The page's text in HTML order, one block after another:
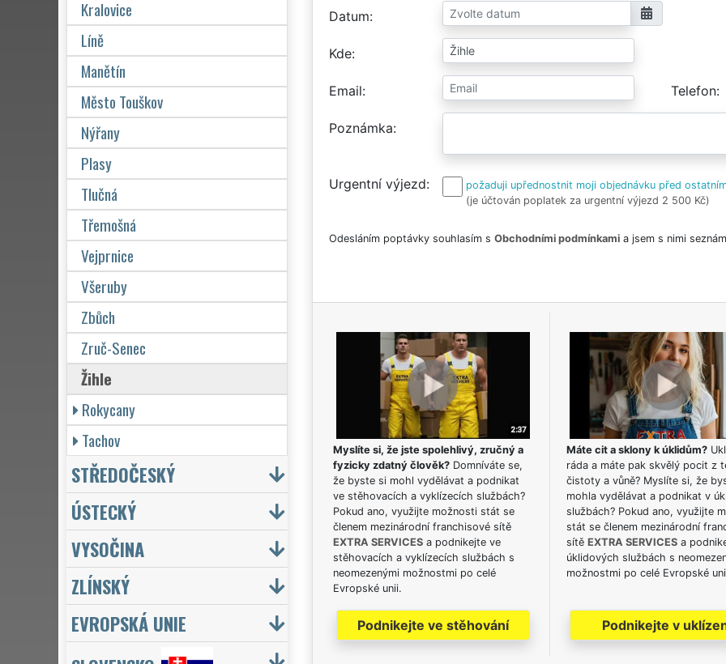
Datum
Kde
Email Telefon
Poznámka
Urgentní výjezd
požaduji upřednostnit moji objednávku před
(je účtován poplatek za urgentní výjezd 2 500 Kč)
Odesláním poptávky souhlasím s Obchodními podmínkamia jsem s nimi
Myslíte si, že jste spolehlivý, zručný a
fyzicky zdatný člověk?Domníváte se,
že byste si mohl vydělávat a podnikat
ve stěhovacích a vyklízecích službách?
Pokud ano, využijte možnosti stát se
členem mezinárodní franchisové sítě
EXTRA SERVICESa podnikejte ve
stěhovacích a vyklízecích službách s
neomezenými možnostmi po celé
Evropské unii.
Podnikejte ve stěhování
Máte cit a sklony k úklidům?
ráda a máte pak skvělý pocit z
čistoty a vůně? Myslíte si, že
mohla vydělávat a podnikat v
službách? Pokud ano, využijte
stát se členem mezinárodní
sítě EXTRA SERVICESa
úklidových službách s
možnostmi po celé Evropské
Podnikejte v
Kralovice
Líně
Manětín
Město Touškov
Nýřany
Plasy
Tlučná
Třemošná
Vejprnice
Všeruby
Zbůch
Zruč-Senec
Žihle
Rokycany
Tachov
STŘEDOČESKÝ
ÚSTECKÝ
VYSOČINA
ZLÍNSKÝ
EVROPSKÁ UNIE